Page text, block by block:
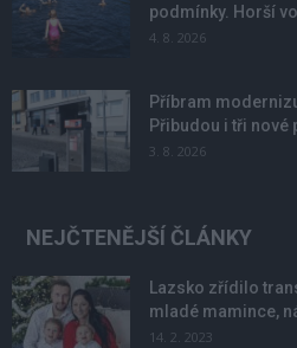
podmínky. Horší
4. 8. 2026
Příbram
Přibudou i tři nové
3. 8. 2026
NEJČTENĚJŠÍ ČLÁNKY
Lazsko zřídilo
mladé mamince,
14. 2. 2023